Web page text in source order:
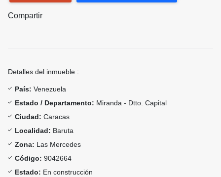
Compartir
Detalles del inmueble :
País: Venezuela
Estado / Departamento: Miranda - Dtto. Capital
Ciudad: Caracas
Localidad: Baruta
Zona: Las Mercedes
Código: 9042664
Estado: En construcción